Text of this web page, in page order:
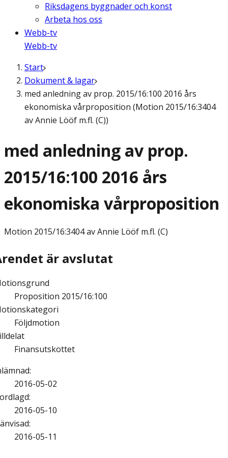
Riksdagens byggnader och konst
Arbeta hos oss
Webb-tv
Webb-tv
Start
Dokument & lagar
med anledning av prop. 2015/16:100 2016 års
ekonomiska vårproposition (Motion 2015/16:3404
av Annie Lööf m.fl. (C))
med anledning av prop.
2015/16:100 2016 års
ekonomiska vårproposition
Motion 2015/16:3404 av Annie Lööf m.fl. (C)
är avslutat
Proposition 2015/16:100
Följdmotion
Finansutskottet
:
2016-05-02
:
2016-05-10
:
2016-05-11